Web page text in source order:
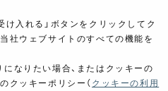
け入れる」ボタンをクリックしてク
社ウェブサイトのすべての機能を
なりたい場合、またはクッキーの
クッキーポリシー（ クッキーの利用